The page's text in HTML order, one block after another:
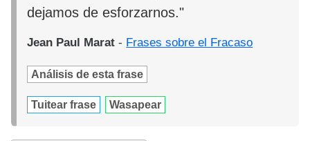
dejamos de esforzarnos."
Jean Paul Marat - Frases sobre el Fracaso
Análisis de esta frase
Tuitear frase Wasapear